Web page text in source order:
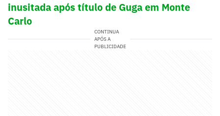
inusitada após título de Guga em Monte
Carlo
CONTINUA
APÓS A
PUBLICIDADE